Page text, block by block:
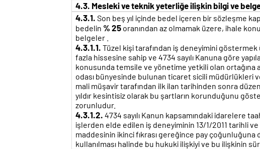
4.3. Mesleki ve teknik yeterliğe ilişkin bilgi ve
4.3.1. Son beş yıl içinde bedel içeren bir sözleşme
bedelin % 25 oranından az olmamak üzere, ihale
belgeler .
4.3.1.1. Tüzel kişi tarafından iş deneyimini göstermek
fazla hissesine sahip ve 4734 sayılı Kanuna göre
konusunda temsile ve yönetime yetkili olan ortağına
odası bünyesinde bulunan ticaret sicili müdürlükleri
mali müşavir tarafından ilk ilan tarihinden sonra
yıldır kesintisiz olarak bu şartların korunduğunu
zorunludur.
4.3.1.2. 4734 sayılı Kanun kapsamındaki idarelere
işlerden elde edilen iş deneyiminin 13/1/2011 tarihli ve
maddesinin ikinci fıkrası gereğince pay
kullanılması halinde bu hukuki ilişkiyi ve bu ilişkinin